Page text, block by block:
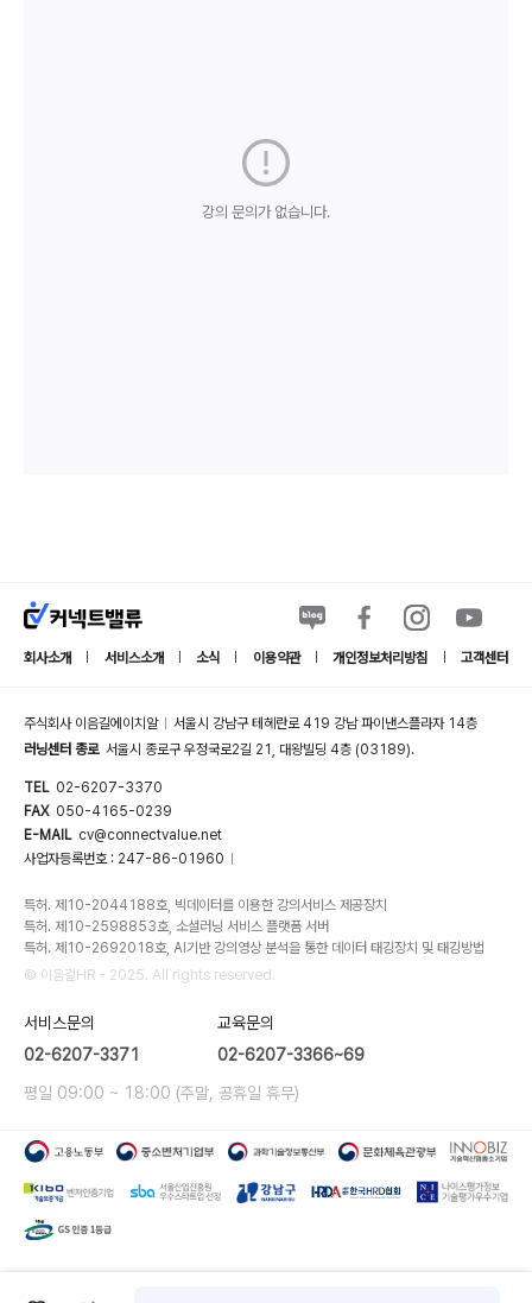
강의 문의가 없습니다.
회사소개 서비스소개 소식 이용약관 개인정보처리방침 고객센터
주식회사 이음길에이치알
서울시 강남구 테헤란로 419 강남 파이낸스플라자 14층
러닝센터 종로 서울시 종로구 우정국로2길 21, 대왕빌딩 4층 (03189).
TEL 02-6207-3370
FAX 050-4165-0239
E-MAIL cv@connectvalue.net
사업자등록번호 : 247-86-01960
특허. 제10-2044188호, 빅데이터를 이용한 강의서비스 제공장치
특허. 제10-2598853호, 소셜러닝 서비스 플랫폼 서버
특허. 제10-2692018호, AI기반 강의영상 분석을 통한 데이터 태깅장치 및 태깅방법
© 이음길HR - 2025. All rights reserved.
서비스문의
02-6207-3371
교육문의
02-6207-3366~69
평일 09:00 ~ 18:00 (주말, 공휴일 휴무)